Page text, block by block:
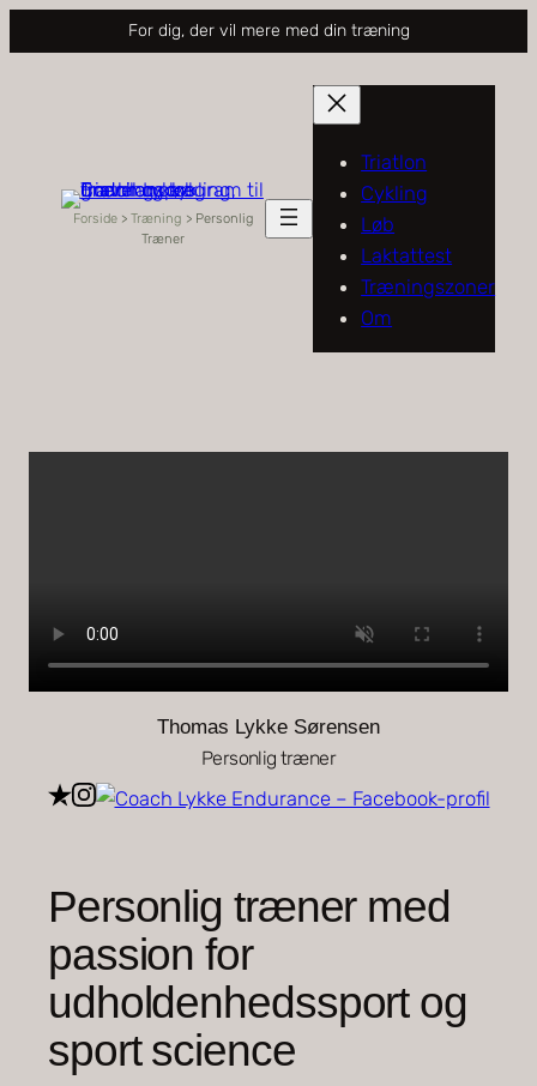
til
For dig, der vil mere med din træning
Forside> Træning > Personlig
Træner
Triatlon
Cykling
Løb
Laktattest
Træningszoner
Om
Thomas Lykke Sørensen
Personlig træner
Personlig træner med
passion for
udholdenhedssport og
sport science